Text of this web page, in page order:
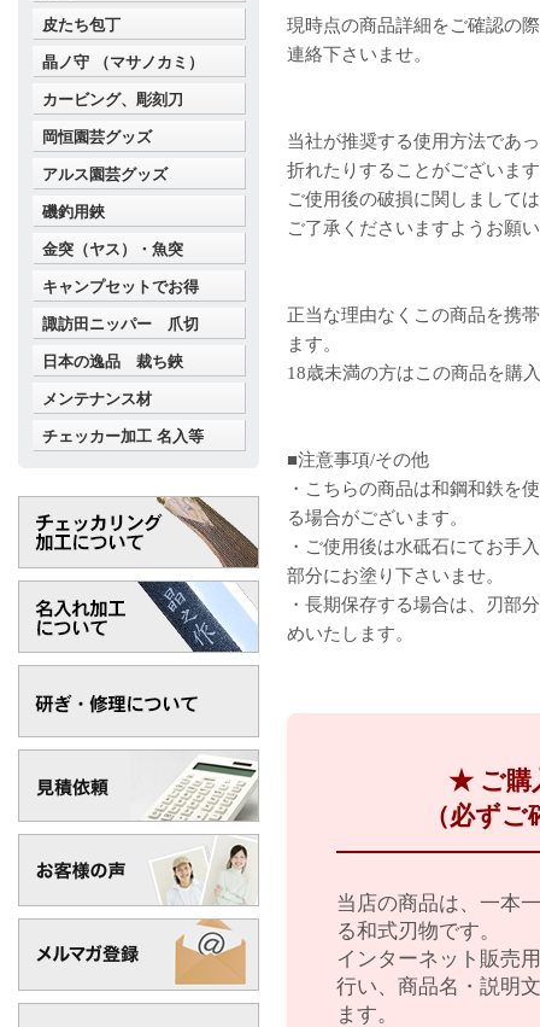
現時点の商品詳細をご確認の
連絡下さいませ。
当社が推奨する使用方法であ
折れたりすることがございま
ご使用後の破損に関しまして
ご了承くださいますようお願
正当な理由なくこの商品を携
ます。
18歳未満の方はこの商品を購
■注意事項/その他
・こちらの商品は和鋼和鉄を
る場合がございます。
・ご使用後は水砥石にてお手
部分にお塗り下さいませ。
・長期保存する場合は、刃部
めいたします。
★ ご購
（必ず
当店の商品は、一本
る和式刃物です。
インターネット販売
行い、商品名・説明
ます。
皮たち包丁
晶ノ守 （マサノカミ）
カービング、彫刻刀
岡恒園芸グッズ
アルス園芸グッズ
磯釣用鋏
金突（ヤス）・魚突
キャンプセットでお得
諏訪田ニッパー 爪切
日本の逸品 裁ち鋏
メンテナンス材
チェッカー加工 名入等